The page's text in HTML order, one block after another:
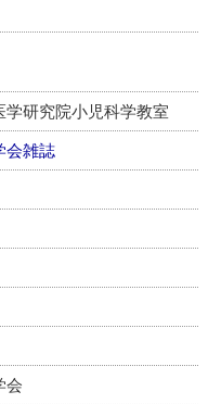
研究院小児科学教室
会雑誌
会